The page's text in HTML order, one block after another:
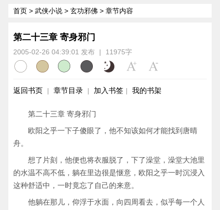
首页 > 武侠小说 > 玄功邪佛 > 章节内容
第二十三章 寄身邪门
2005-02-26 04:39:01 发布 | 11975字
返回书页 | 章节目录 | 加入书签 | 我的书架
第二十三章 寄身邪门
欧阳之乎一下子傻眼了，他不知该如何才能找到唐晴
舟。
想了片刻，他便也将衣服脱了，下了澡堂，澡堂大池里
的水温不高不低，躺在里边很是惬意，欧阳之乎一时沉浸入
这种舒适中，一时竟忘了自己的来意。
他躺在那儿，仰浮于水面，向四周看去，似乎每一个人